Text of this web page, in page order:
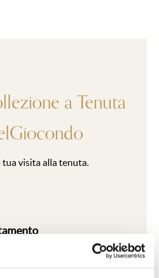
a Tenuta
tua visita alla tenuta.